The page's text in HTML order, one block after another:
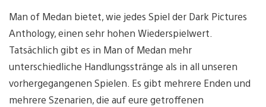
Man of Medan bietet, wie jedes Spiel der Dark Pictures
Anthology, einen sehr hohen Wiederspielwert.
Tatsächlich gibt es in Man of Medan mehr
unterschiedliche Handlungsstränge als in all unseren
vorhergegangenen Spielen. Es gibt mehrere Enden und
mehrere Szenarien, die auf eure getroffenen